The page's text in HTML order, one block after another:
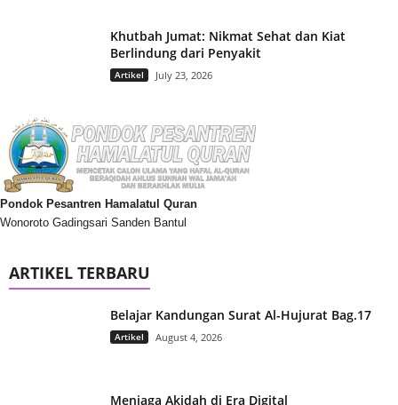
Khutbah Jumat: Nikmat Sehat dan Kiat
Berlindung dari Penyakit
Artikel July 23, 2026
Pondok Pesantren Hamalatul Quran
Wonoroto Gadingsari Sanden Bantul
ARTIKEL TERBARU
Belajar Kandungan Surat Al-Hujurat Bag.17
Artikel August 4, 2026
Menjaga Akidah di Era Digital